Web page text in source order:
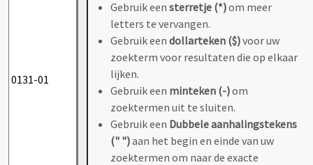
Gebruik een sterretje (*)om meer
letters te vervangen.
Gebruik een dollarteken ($)voor uw
zoekterm voor resultaten die op elkaar
lijken.
Gebruik een minteken (-)om
zoektermen uit te sluiten.
Gebruik een Dubbele aanhalingstekens
(" ")aan het begin en einde van uw
zoektermen om naar de exacte